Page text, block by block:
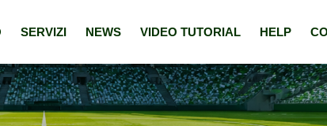
SERVIZI NEWS VIDEO TUTORIAL HELP